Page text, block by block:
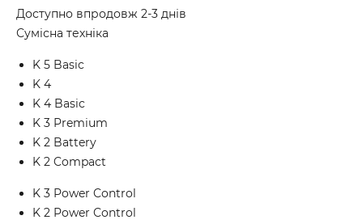
Доступно впродовж 2-3 днів
Сумісна техніка
K 5 Basic
K 4
K 4 Basic
K 3 Premium
K 2 Battery
K 2 Compact
K 3 Power Control
K 2 Power Control